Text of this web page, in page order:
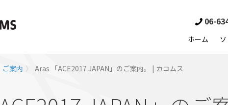
ホーム
06-
ご案内 Aras 「ACE2017 JAPAN」のご案内。 | カコムス